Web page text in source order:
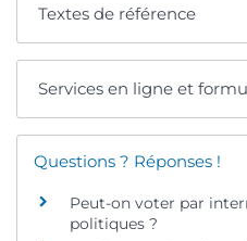
Textes de référence
Services en ligne et
Questions ? Réponses !
Peut-on voter par
politiques ?